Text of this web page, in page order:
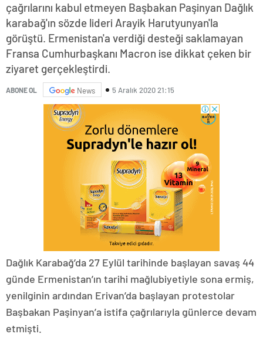
çağrılarını kabul etmeyen Başbakan Paşinyan Dağlık
karabağ'ın sözde lideri Arayik Harutyunyan'la
görüştü. Ermenistan'a verdiği desteği saklamayan
Fransa Cumhurbaşkanı Macron ise dikkat çeken bir
ziyaret gerçekleştirdi.
ABONE OL News 5 Aralık 2020 21:15
Dağlık Karabağ’da 27 Eylül tarihinde başlayan savaş 44
günde Ermenistan’ın tarihi mağlubiyetiyle sona ermiş,
yenilginin ardından Erivan’da başlayan protestolar
Başbakan Paşinyan’a istifa çağrılarıyla günlerce devam
etmişti.